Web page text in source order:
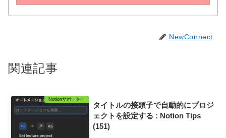
NewConnect
関連記事
Notionサポーター
タイトルの接頭子で自動的にプロジ
ェクトを設定する : Notion Tips
(151)